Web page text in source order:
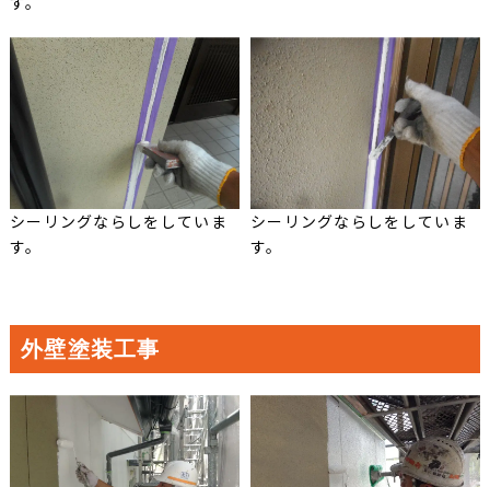
シーリングならしをしていま
す。
シーリングならしをしていま
す。
外壁塗装工事